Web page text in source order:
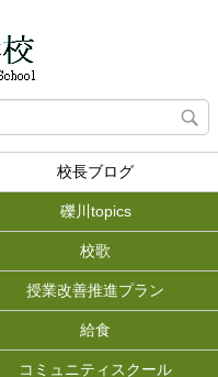
校長ブログ
礫川topics
校歌
授業改善推進プラン
給食
コミュニティスクール